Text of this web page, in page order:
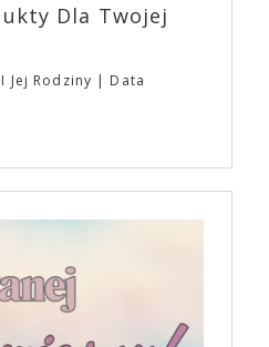
Dla Twojej
Jej Rodziny
Data